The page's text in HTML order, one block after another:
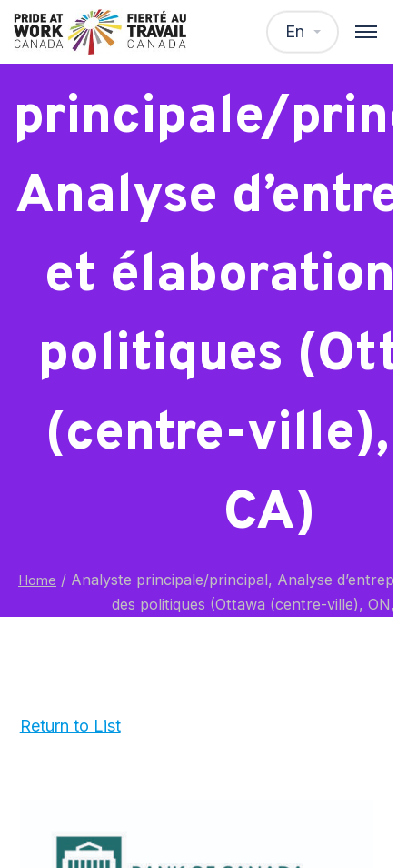
En
Analyste
principale/
Analyse
et élaboration
politiques
(centre-ville),
CA)
Home / Analyste principale/principal, Analyse
des politiques (Ottawa (centre-ville), ON,
Return to List